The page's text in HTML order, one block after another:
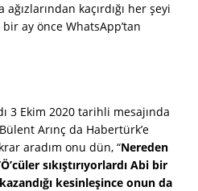
kaçırdığı her şeyi
ay önce WhatsApp’tan
3 Ekim 2020 tarihli mesajında
Arınç da Habertürk’e
aradım onu dün, “Nereden
sıkıştırıyorlardı Abi bir
kesinleşince onun da